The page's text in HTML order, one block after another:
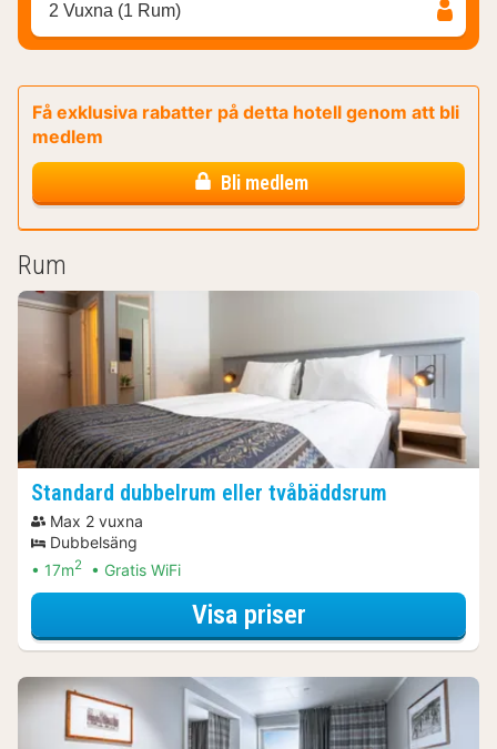
2 Vuxna (1 Rum)
Få exklusiva rabatter på detta hotell genom att bli
medlem
Bli medlem
Rum
Standard dubbelrum eller tvåbäddsrum
Max 2 vuxna
Dubbelsäng
17m2 Gratis WiFi
Visa priserför Standard